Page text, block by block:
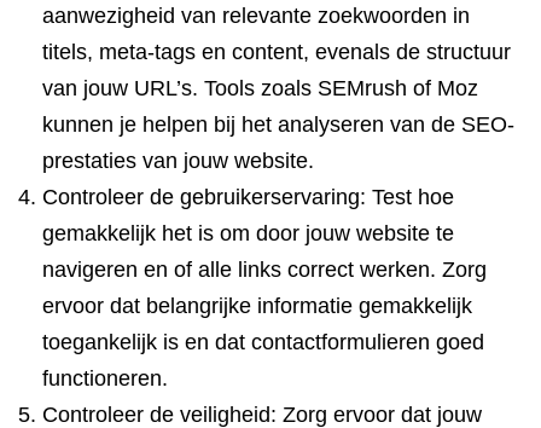
aanwezigheid van relevante zoekwoorden in
titels, meta-tags en content, evenals de structuur
van jouw URL’s. Tools zoals SEMrush of Moz
kunnen je helpen bij het analyseren van de SEO-
prestaties van jouw website.
Controleer de gebruikerservaring: Test hoe
gemakkelijk het is om door jouw website te
navigeren en of alle links correct werken. Zorg
ervoor dat belangrijke informatie gemakkelijk
toegankelijk is en dat contactformulieren goed
functioneren.
Controleer de veiligheid: Zorg ervoor dat jouw